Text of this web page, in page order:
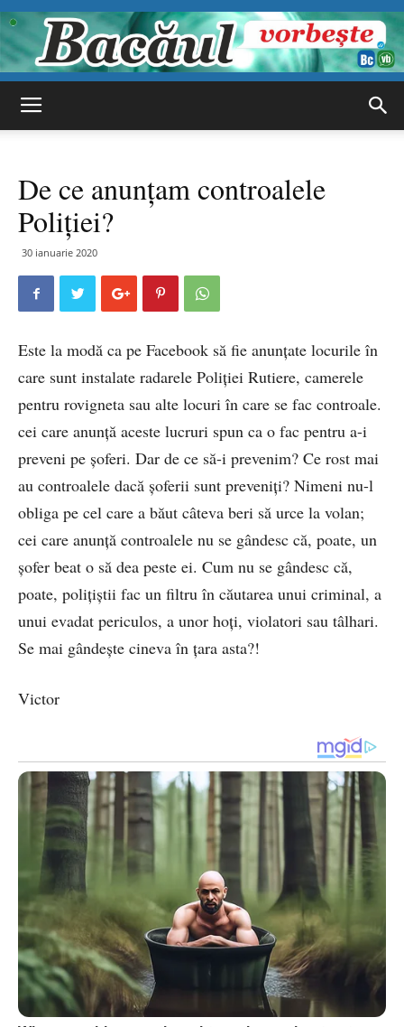
vorbește
De ce anunțam controalele
Poliției?
30 ianuarie 2020
Este la modă ca pe Facebook să fie anunțate locurile în
care sunt instalate radarele Poliției Rutiere, camerele
pentru rovigneta sau alte locuri în care se fac controale.
cei care anunță aceste lucruri spun ca o fac pentru a-i
preveni pe șoferi. Dar de ce să-i prevenim? Ce rost mai
au controalele dacă șoferii sunt preveniți? Nimeni nu-l
obliga pe cel care a băut câteva beri să urce la volan;
cei care anunță controalele nu se gândesc că, poate, un
șofer beat o să dea peste ei. Cum nu se gândesc că,
poate, polițiștii fac un filtru în căutarea unui criminal, a
unui evadat periculos, a unor hoți, violatori sau tâlhari.
Se mai gândește cineva în țara asta?!
Victor